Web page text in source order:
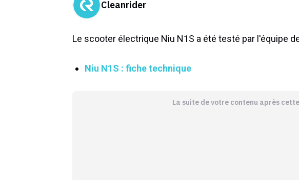
Cleanrider
Le scooter électrique Niu N1S a été testé par l'équipe
Niu N1S : fiche technique
La suite de votre contenu après